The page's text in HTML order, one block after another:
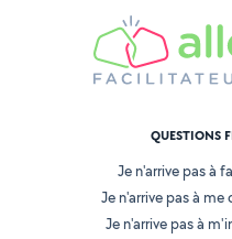
QUESTIONS
Je n'arrive pas à
Je n'arrive pas à
Je n'arrive pas à